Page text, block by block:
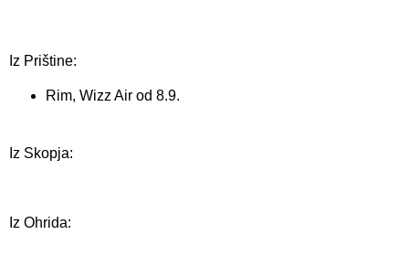
Iz Prištine:
Rim, Wizz Air od 8.9.
Iz Skopja:
Iz Ohrida: